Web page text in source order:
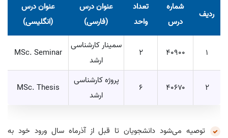
ردیف
شماره
درس
تعداد
واحد
عنوان درس
(فارسی)
عنوان درس
(انگلیسی)
۱ ۴۰۹۰۰ 2
سمینار کارشناسی
ارشد
MSc. Seminar
2 ۴۰۶۷۰ 6
پروژه کارشناسی
ارشد
MSc. Thesis
توصیه می‌شود دانشجویان تا قبل از آذرماه سال ورود خود به